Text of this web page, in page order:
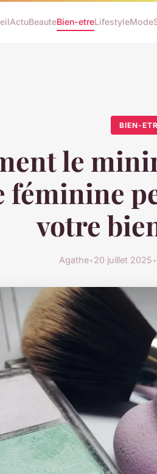
ActuBeauteBien-etreLifestyleMode
BIEN-
le
féminine
votre
Agathe•20 juillet 2025•